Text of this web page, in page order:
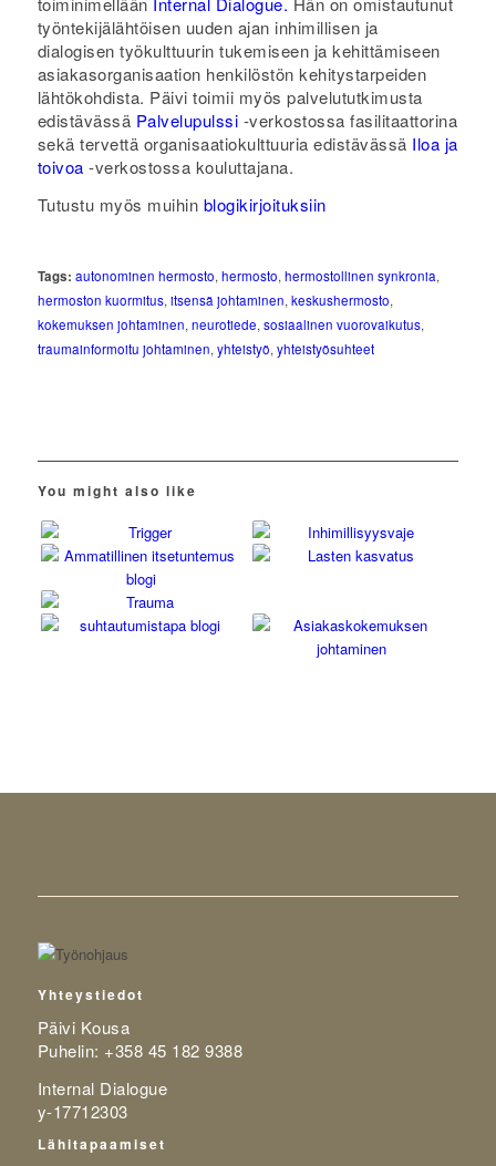
työntekijälähtöisen uuden ajan inhimillisen ja
dialogisen työkulttuurin tukemiseen ja kehittämiseen
asiakasorganisaation henkilöstön kehitystarpeiden
lähtökohdista. Päivi toimii myös palvelututkimusta
edistävässä Palvelupulssi -verkostossa fasilitaattorina
sekä tervettä organisaatiokulttuuria edistävässä Iloa ja
toivoa -verkostossa kouluttajana.
Tutustu myös muihin blogikirjoituksiin
Tags: autonominen hermosto, hermosto, hermostollinen synkronia,
hermoston kuormitus, itsensä johtaminen, keskushermosto,
kokemuksen johtaminen, neurotiede, sosiaalinen vuorovaikutus,
traumainformoitu johtaminen, yhteistyö, yhteistyösuhteet
You might also like
Yhteystiedot
Päivi Kousa
Puhelin: +358 45 182 9388
Internal Dialogue
y-17712303
Lähitapaamiset